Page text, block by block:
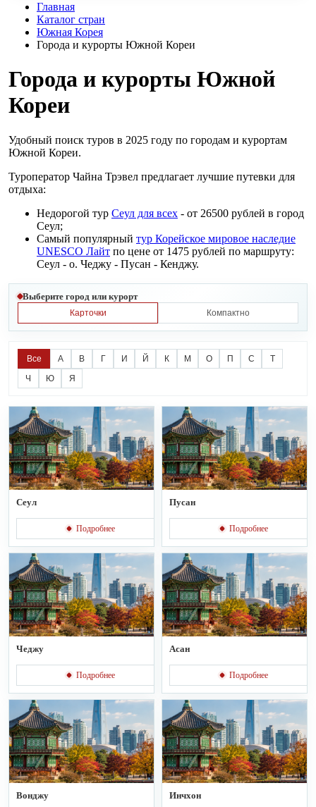
Главная
Каталог стран
Южная Корея
Города и курорты Южной Кореи
Города и курорты Южной
Кореи
Удобный поиск туров в 2025 году по городам и курортам
Южной Кореи.
Туроператор Чайна Трэвел предлагает лучшие путевки для
отдыха:
Недорогой тур Сеул для всех - от 26500 рублей в город
Сеул;
Самый популярный тур Корейское мировое наследие
UNESCO Лайт по цене от 1475 рублей по маршруту:
Сеул - о. Чеджу - Пусан - Кенджу.
Выберите город или курорт
Карточки Компактно
Все А В Г И Й К М О П С
Т
Ч
Ю Я
Сеул
Подробнее
Пусан
Подробнее
Чеджу
Подробнее
Асан
Подробнее
Вонджу Инчхон